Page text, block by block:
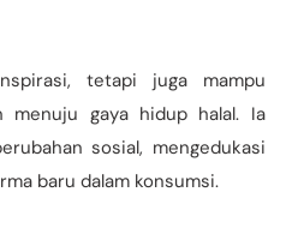
tetapi juga mampu
menuju gaya hidup halal. Ia
sosial, mengedukasi
baru dalam konsumsi.